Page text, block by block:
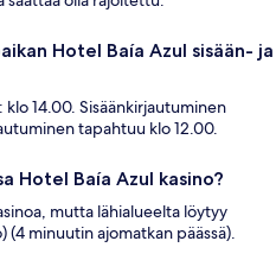
Hotel Baía Azul sisään- ja
14.00. Sisäänkirjautuminen
tapahtuu klo 12.00.
Hotel Baía Azul kasino?
mutta lähialueelta löytyy
(4 minuutin ajomatkan päässä).